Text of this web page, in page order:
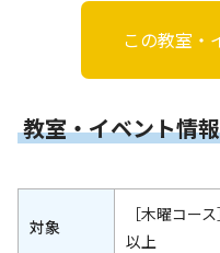
この教室・
教室・イベント情報
対象
［木曜コ
以上